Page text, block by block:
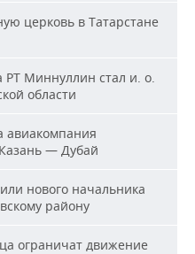
церковь в Татарстане
РТ Миннуллин стал и. о.
области
авиакомпания
— Дубай
нового начальника
району
ограничат движение